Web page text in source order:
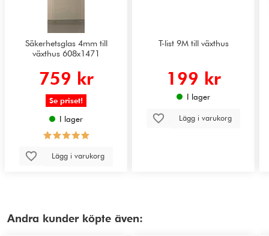
Säkerhetsglas 4mm till
växthus 608x1471
759 kr
Se priset!
I lager
Lägg i varukorg
T-list 9M till växthus
199 kr
I lager
Lägg i varukorg
Andra kunder köpte även: